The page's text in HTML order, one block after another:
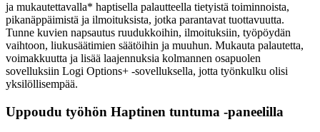
ja mukautettavalla* haptisella palautteella tietyistä toiminnoista,
pikanäppäimistä ja ilmoituksista, jotka parantavat tuottavuutta.
Tunne kuvien napsautus ruudukkoihin, ilmoituksiin, työpöydän
vaihtoon, liukusäätimien säätöihin ja muuhun. Mukauta palautetta,
voimakkuutta ja lisää laajennuksia kolmannen osapuolen
sovelluksiin Logi Options+ -sovelluksella, jotta työnkulku olisi
yksilöllisempää.
Uppoudu työhön Haptinen tuntuma ‑paneelilla